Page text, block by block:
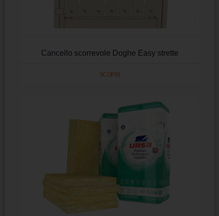
Cancello scorrevole Doghe Easy strette
SCOPRI